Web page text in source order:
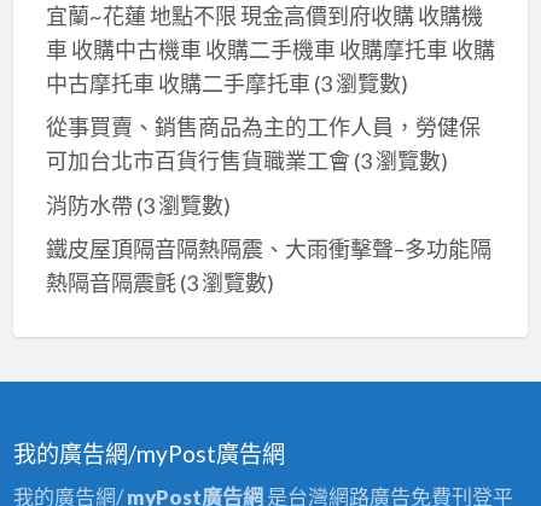
宜蘭~花蓮 地點不限 現金高價到府收購 收購機
車 收購中古機車 收購二手機車 收購摩托車 收購
中古摩托車 收購二手摩托車(3 瀏覽數)
從事買賣、銷售商品為主的工作人員，勞健保
可加台北市百貨行售貨職業工會 (3 瀏覽數)
消防水帶 (3 瀏覽數)
鐵皮屋頂隔音隔熱隔震、大雨衝擊聲–多功能隔
熱隔音隔震氈(3 瀏覽數)
我的廣告網/myPost廣告網
我的廣告網/myPost廣告網 是台灣網路廣告免費刊登平